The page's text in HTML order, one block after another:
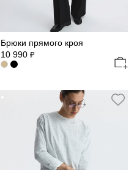
Брюки прямого кроя
10 990 ₽